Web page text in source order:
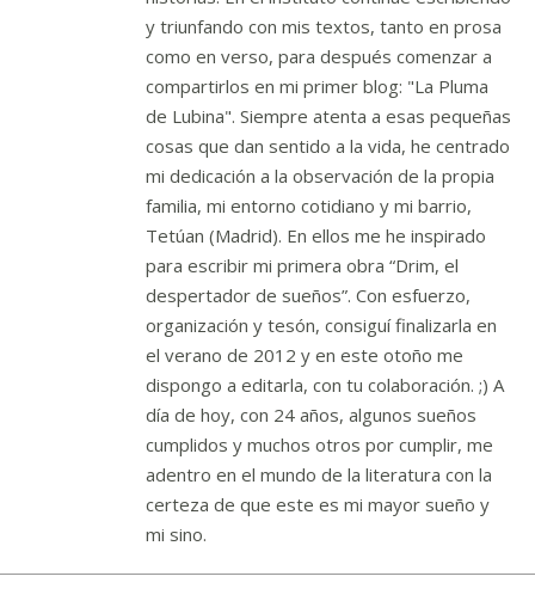
y triunfando con mis textos, tanto en prosa
como en verso, para después comenzar a
compartirlos en mi primer blog: "La Pluma
de Lubina". Siempre atenta a esas pequeñas
cosas que dan sentido a la vida, he centrado
mi dedicación a la observación de la propia
familia, mi entorno cotidiano y mi barrio,
Tetúan (Madrid). En ellos me he inspirado
para escribir mi primera obra “Drim, el
despertador de sueños”. Con esfuerzo,
organización y tesón, consiguí finalizarla en
el verano de 2012 y en este otoño me
dispongo a editarla, con tu colaboración. ;) A
día de hoy, con 24 años, algunos sueños
cumplidos y muchos otros por cumplir, me
adentro en el mundo de la literatura con la
certeza de que este es mi mayor sueño y
mi sino.